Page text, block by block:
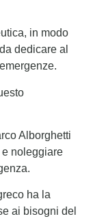
in modo
dedicare al
Alborghetti
noleggiare
ha la
ai bisogni del